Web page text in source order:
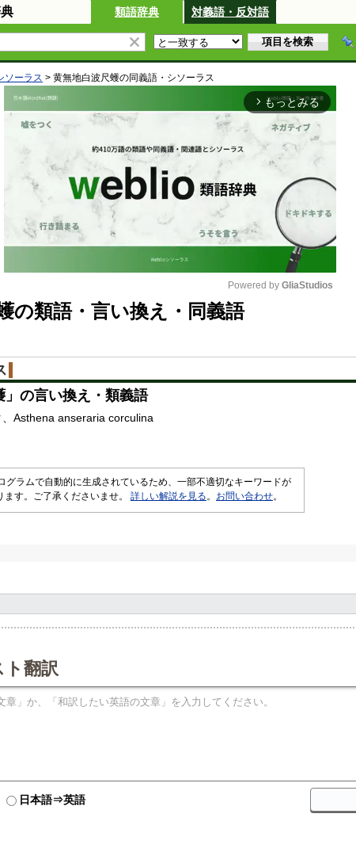
類語辞典 対義語・反対語
ソーラス > 黄無地白波尺蠖の同義語・シソーラス
arrow_forward_ios もっとみる
Powered by GliaStudios
の類語・言い換え・同義語
」の言い換え・類義語
Asthena anseraria corculina
グラムで自動的に生成されているため、一部不適切なキーワードが
す。ご了承くださいませ。 詳しい解説を見る 。 お問い合わせ。
ト翻訳
日本語⇒英語